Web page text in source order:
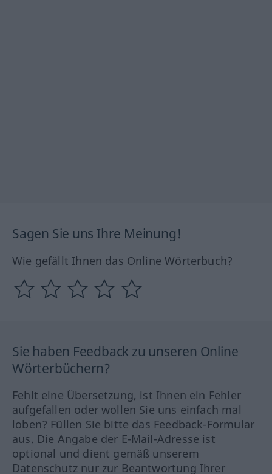
Sagen Sie uns Ihre Meinung!
Wie gefällt Ihnen das Online Wörterbuch?
Sie haben Feedback zu unseren Online
Wörterbüchern?
Fehlt eine Übersetzung, ist Ihnen ein Fehler
aufgefallen oder wollen Sie uns einfach mal
loben? Füllen Sie bitte das Feedback-Formular
aus. Die Angabe der E-Mail-Adresse ist
optional und dient gemäß unserem
Datenschutz nur zur Beantwortung Ihrer